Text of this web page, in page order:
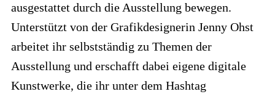
ausgestattet durch die Ausstellung bewegen.
Unterstützt von der Grafikdesignerin Jenny Ohst
arbeitet ihr selbstständig zu Themen der
Ausstellung und erschafft dabei eigene digitale
Kunstwerke, die ihr unter dem Hashtag